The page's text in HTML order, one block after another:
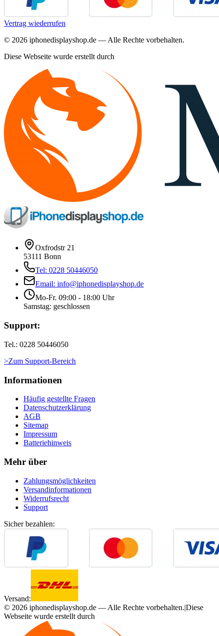
Vertrag wiederrufen
© 2026 iphonedisplayshop.de — Alle Rechte vorbehalten.
Diese Webseite wurde erstellt durch
Oxfrodstr 21
53111 Bonn
Tel: 0228 50446050
Email: info@iphonedisplayshop.de
Mo-Fr. 09:00 - 18:00 Uhr
Samstag: geschlossen
Support:
Tel.: 0228 50446050
>Zum Support-Bereich
Informationen
Häufig gestellte Fragen
Datenschutzerklärung
AGB
Sitemap
Impressum
Batteriehinweis
Mehr über
Zahlungsmöglichkeiten
Versandinformationen
Widerrufsrecht
Support
Sicher bezahlen:
Versand:
© 2026 iphonedisplayshop.de — Alle Rechte vorbehalten.|Diese
Webseite wurde erstellt durch